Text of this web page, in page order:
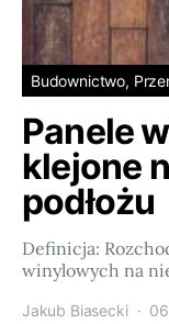
Budownictwo,
Panele
klejone
podłożu
Definicja:
winylowych na
Jakub Biasecki